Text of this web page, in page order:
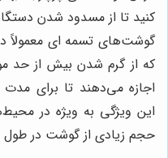
کنید تا از مسدود شدن
گوشت‌های تسمه ای معمولاً
که از گرم شدن بیش از حد
اجازه می‌دهند تا برای مدت
این ویژگی به ویژه در
حجم زیادی از گوشت در طول